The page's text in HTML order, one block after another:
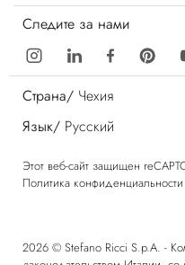
Следите за нами
Страна/ Чехия
Язык/ Русский
Этот веб-сайт защищен
Политика конфиденциальности
2026 © Stefano Ricci S.p.A. -